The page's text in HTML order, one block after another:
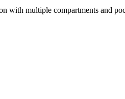
multiple compartments and